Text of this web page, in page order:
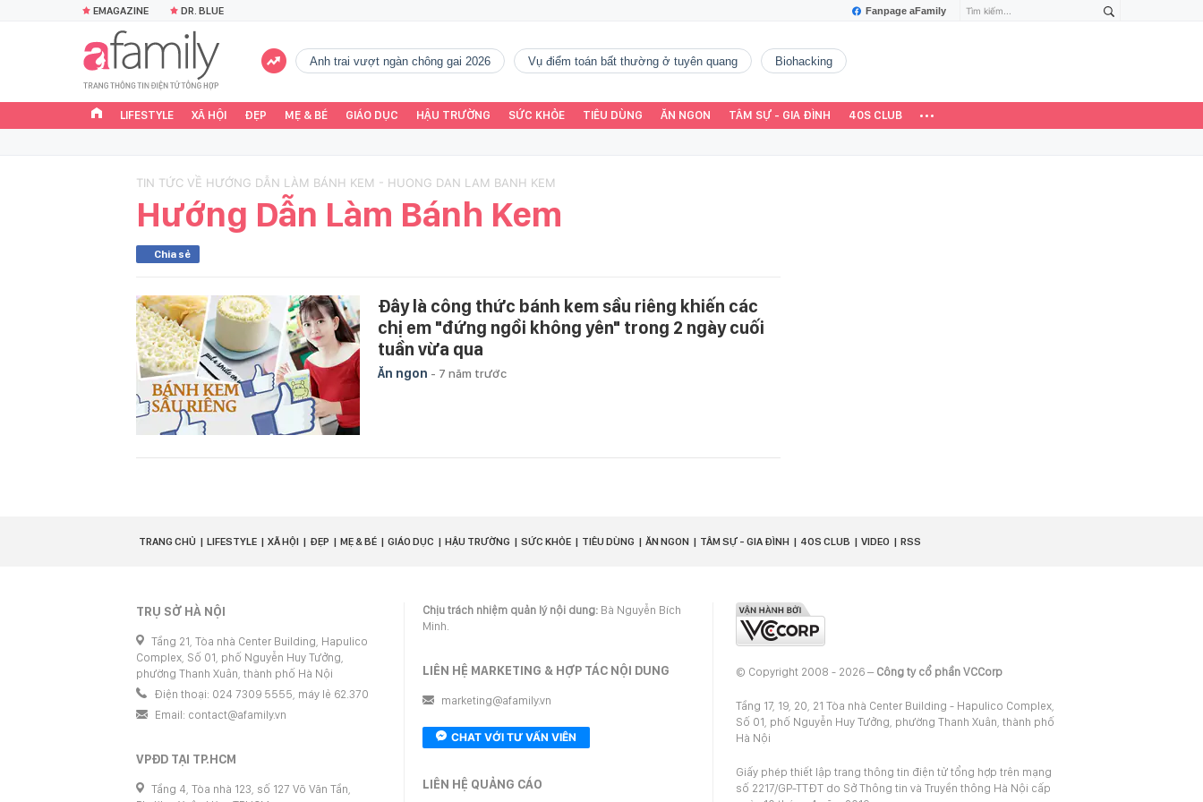
Fanpage aFamily
EMAGAZINE DR. BLUE
Anh trai vượt ngàn chông gai 2026 vụ điểm toán bất thường ở tuyên quang Biohacking
LIFESTYLE XÃ HỘI ĐẸP MẸ & BÉ GIÁO DỤC HẬU TRƯỜNG SỨC KHỎE TIÊU DÙNG ĂN NGON TÂM SỰ - GIA ĐÌNH 40S CLUB
TIN TỨC VỀ HƯỚNG DẪN LÀM BÁNH KEM - HUONG DAN LAM BANH KEM
Hướng Dẫn Làm Bánh Kem
Chia sẻ
Đây là công thức bánh kem sầu riêng khiến các
chị em "đứng ngồi không yên" trong 2 ngày cuối
tuần vừa qua
Ăn ngon - 7 năm trước
TRANG CHỦ LIFESTYLE XÃ HỘI ĐẸP MẸ & BÉ GIÁO DỤC HẬU TRƯỜNG SỨC KHỎE TIÊU DÙNG ĂN NGON TÂM SỰ - GIA ĐÌNH 40S CLUB VIDEO RSS
TRỤ SỞ HÀ NỘI
Tầng 21, Tòa nhà Center Building, Hapulico
Complex, Số 01, phố Nguyễn Huy Tưởng,
phường Thanh Xuân, thành phố Hà Nội
Điện thoại: 024 7309 5555, máy lẻ 62.370
Email: contact@afamily.vn
VPĐD TẠI TP.HCM
Tầng 4, Tòa nhà 123, số 127 Võ Văn Tần,
Chịu trách nhiệm quản lý nội dung: Bà Nguyễn Bích
Minh.
LIÊN HỆ MARKETING & HỢP TÁC NỘI DUNG
marketing@afamily.vn
CHAT VỚI TƯ VẤN VIÊN
LIÊN HỆ QUẢNG CÁO
© Copyright 2008 - 2026 – Công ty cổ phần VCCorp
Tầng 17, 19, 20, 21 Tòa nhà Center Building - Hapulico Complex,
Số 01, phố Nguyễn Huy Tưởng, phường Thanh Xuân, thành phố
Hà Nội
Giấy phép thiết lập trang thông tin điện tử tổng hợp trên mạng
số 2217/GP-TTĐT do Sở Thông tin và Truyền thông Hà Nội cấp